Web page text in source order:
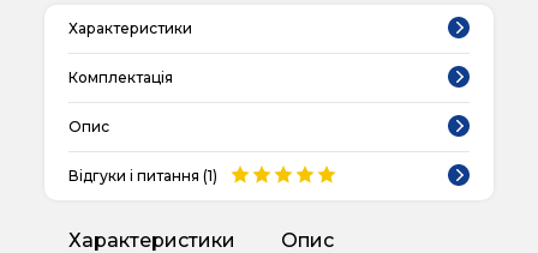
Характеристики
Комплектація
Опис
Відгуки і питання (1)
Характеристики Опис